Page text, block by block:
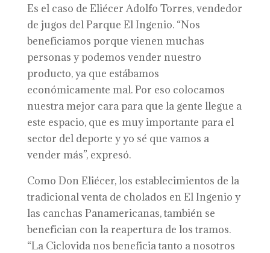
Es el caso de Eliécer Adolfo Torres, vendedor
de jugos del Parque El Ingenio. “Nos
beneficiamos porque vienen muchas
personas y podemos vender nuestro
producto, ya que estábamos
económicamente mal. Por eso colocamos
nuestra mejor cara para que la gente llegue a
este espacio, que es muy importante para el
sector del deporte y yo sé que vamos a
vender más”, expresó.
Como Don Eliécer, los establecimientos de la
tradicional venta de cholados en El Ingenio y
las canchas Panamericanas, también se
benefician con la reapertura de los tramos.
“La Ciclovida nos beneficia tanto a nosotros